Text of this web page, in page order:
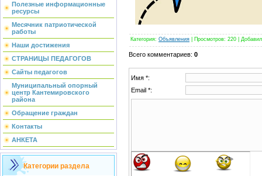
Полезные информационные
ресурсы
Месячник патриотической
работы
Наши достижения
СТРАНИЦЫ ПЕДАГОГОВ
Сайты педагогов
Муниципальный опорный
центр Кантемировского
района
Обращение граждан
Контакты
АНКЕТА
Категории раздела
Категория: Объявления Просмотров: 220 Добавил
Всего комментариев: 0
Имя *:
Email *: